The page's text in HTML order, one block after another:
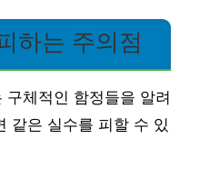
하는 주의점
체적인 함정들을 알려
같은 실수를 피할 수 있